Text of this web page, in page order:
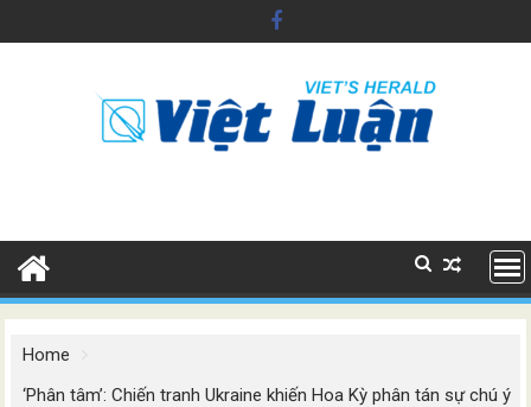
to
Home
‘Phân tâm’: Chiến tranh Ukraine khiến Hoa Kỳ phân tán sự chú ý